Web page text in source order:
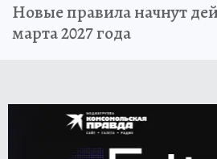
Новые правила начнут
марта 2027 года